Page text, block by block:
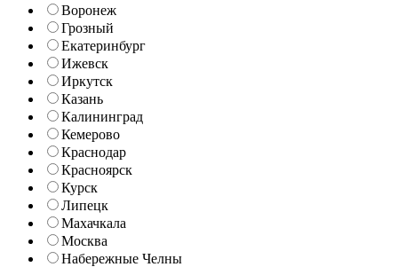
Воронеж
Грозный
Екатеринбург
Ижевск
Иркутск
Казань
Калининград
Кемерово
Краснодар
Красноярск
Курск
Липецк
Махачкала
Москва
Набережные Челны